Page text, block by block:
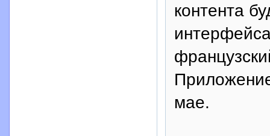
контента
мае.